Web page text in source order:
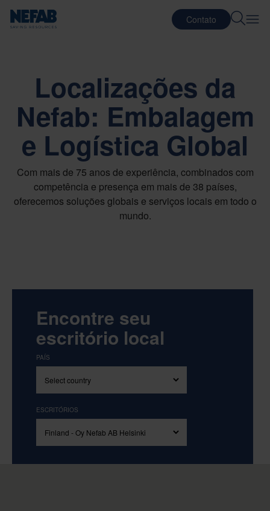
Contato
Localizações da
Nefab: Embalagem
e Logística Global
Com mais de 75 anos de experiência, combinados com
competência e presença em mais de 38 países,
oferecemos soluções globais e serviços locais em todo o
mundo.
Encontre seu
escritório local
PAÍS
ESCRITÓRIOS